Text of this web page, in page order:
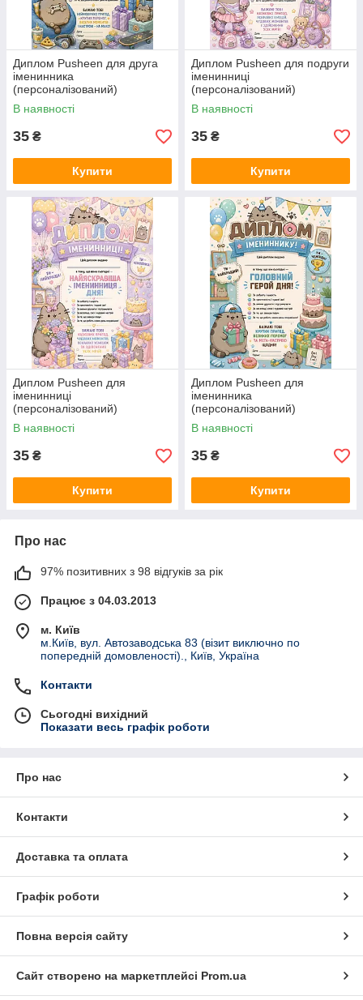
Диплом Pusheen для друга
іменинника
(персоналізований)
В наявності
35 ₴
Купити
Диплом Pusheen для подруги
іменинниці
(персоналізований)
В наявності
35 ₴
Купити
Диплом Pusheen для
іменинниці
(персоналізований)
В наявності
35 ₴
Купити
Диплом Pusheen для
іменинника
(персоналізований)
В наявності
35 ₴
Купити
Про нас
97% позитивних з 98 відгуків за рік
Працює з 04.03.2013
м. Київ
м.Київ, вул. Автозаводська 83 (візит виключно по
попередній домовленості)., Київ, Україна
Контакти
Сьогодні вихідний
Показати весь графік роботи
Про нас
Контакти
Доставка та оплата
Графік роботи
Повна версія сайту
Сайт створено на маркетплейсі Prom.ua